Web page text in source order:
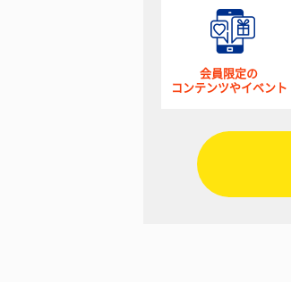
会員限定の
コンテンツやイベント